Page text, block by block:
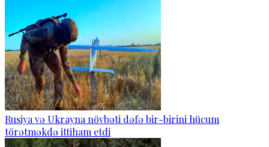
Rusiya və Ukrayna növbəti dəfə bir-birini hücum
törətməkdə ittiham etdi